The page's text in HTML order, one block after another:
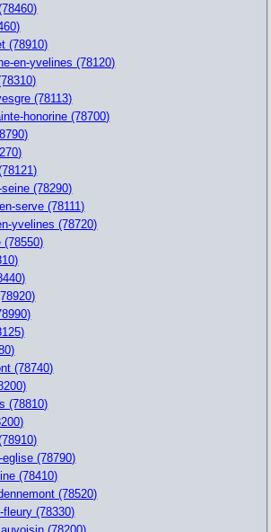
(78910)
en-yvelines (78120)
(78113)
honorine (78700)
(78290)
serve (78111)
yvelines (78720)
(78550)
(78740)
(78810)
(78790)
(78410)
(78520)
(78330)